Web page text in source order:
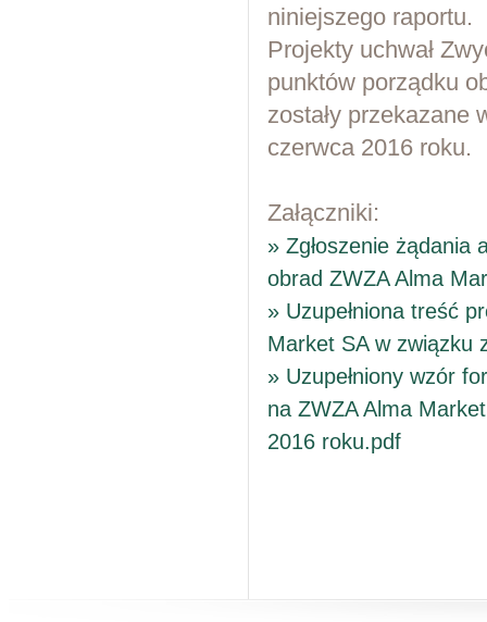
niniejszego raportu.
Projekty uchwał
punktów porządku
zostały przekazane
czerwca 2016 roku.
Załączniki:
» Zgłoszenie żądania
obrad ZWZA Alma
» Uzupełniona treść
Market SA w związku
» Uzupełniony wzór
na ZWZA Alma
2016 roku.pdf